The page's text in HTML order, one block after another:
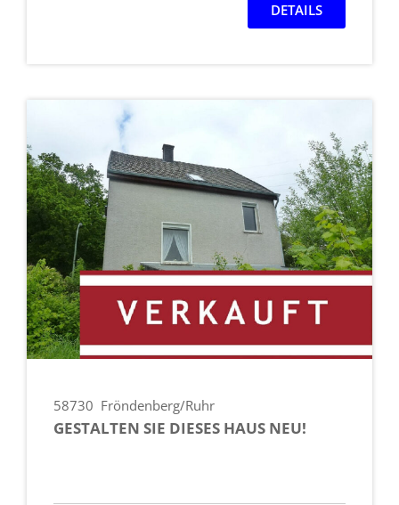
DETAILS
58730 Fröndenberg/Ruhr
GESTALTEN SIE DIESES HAUS NEU!